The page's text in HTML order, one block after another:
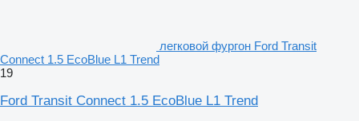
легковой фургон Ford Transit
Connect 1.5 EcoBlue L1 Trend
19
Ford Transit Connect 1.5 EcoBlue L1 Trend